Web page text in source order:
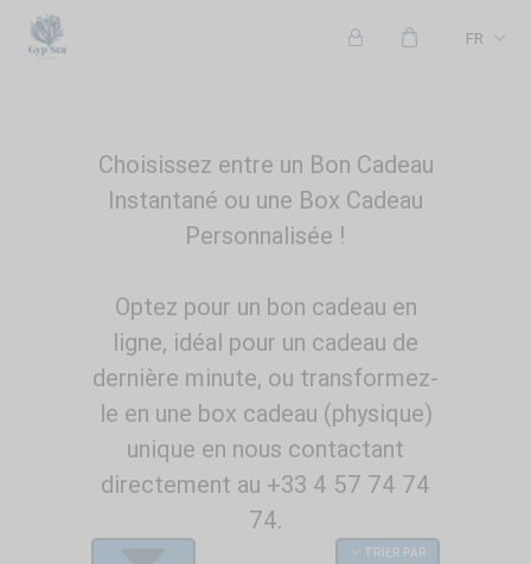
FR
Choisissez entre un Bon Cadeau
Instantané ou une Box Cadeau
Personnalisée !
Optez pour un bon cadeau en
ligne, idéal pour un cadeau de
dernière minute, ou transformez-
le en une box cadeau (physique)
unique en nous contactant
directement au +33 4 57 74 74
74.
TRIER PAR